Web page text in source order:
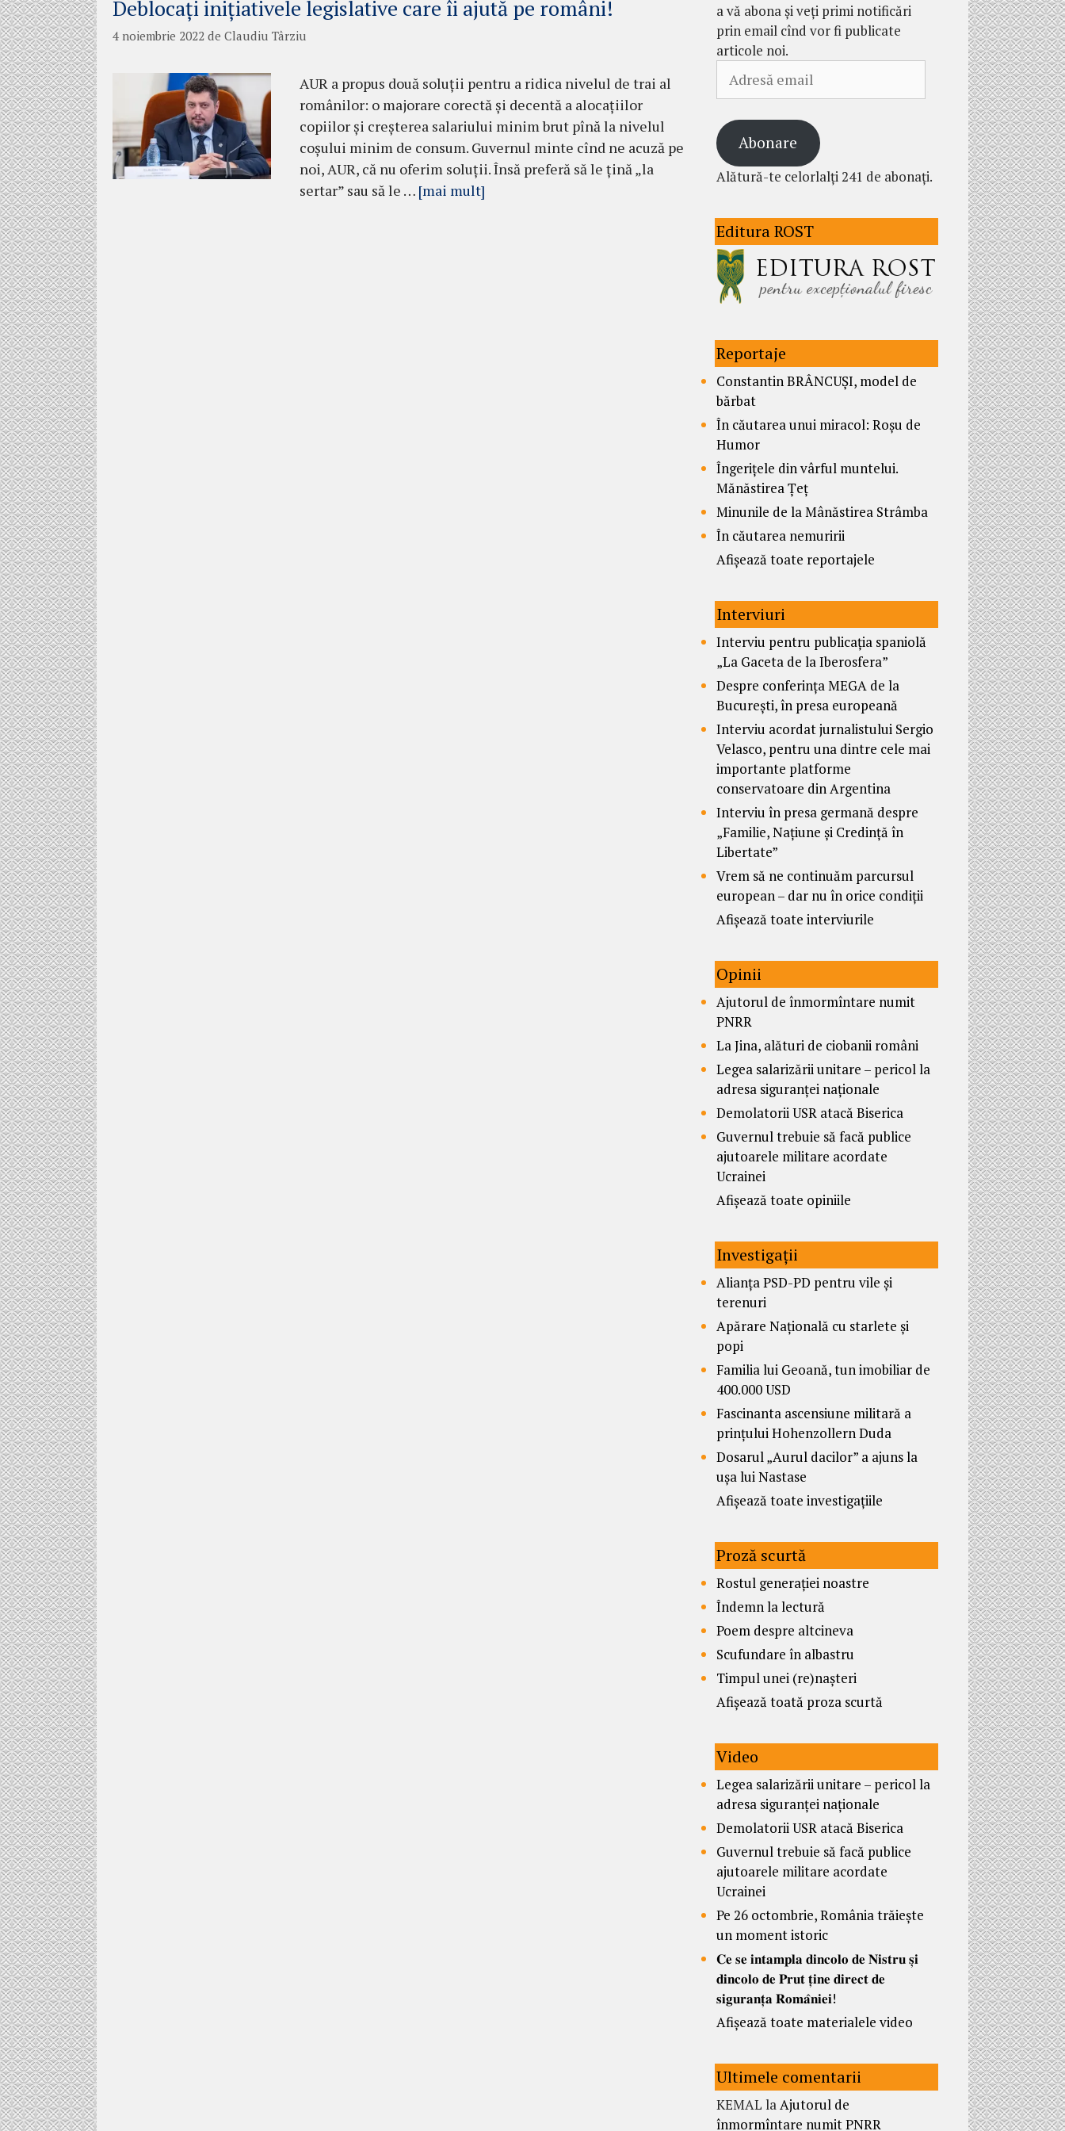
Deblocați inițiativele legislative care îi ajută pe români!
4 noiembrie 2022 de Claudiu Târziu
AUR a propus două soluții pentru a ridica nivelul de trai al
românilor: o majorare corectă și decentă a alocațiilor
copiilor și creșterea salariului minim brut pînă la nivelul
coșului minim de consum. Guvernul minte cînd ne acuză pe
noi, AUR, că nu oferim soluții. Însă preferă să le țină „la
sertar” sau să le … [mai mult]
a vă abona și veți primi notificări
prin email cînd vor fi publicate
articole noi.
email
Abonare
Alătură-te celorlalți 241 de abonați.
Editura ROST
Reportaje
Constantin BRÂNCUȘI, model de
bărbat
În căutarea unui miracol: Roșu de
Humor
Îngerițele din vârful muntelui.
Mănăstirea Țeț
Minunile de la Mânăstirea Strâmba
În căutarea nemuririi
Afișează toate reportajele
Interviuri
Interviu pentru publicația spaniolă
„La Gaceta de la Iberosfera”
Despre conferința MEGA de la
București, în presa europeană
Interviu acordat jurnalistului Sergio
Velasco, pentru una dintre cele mai
importante platforme
conservatoare din Argentina
Interviu în presa germană despre
„Familie, Națiune și Credință în
Libertate”
Vrem să ne continuăm parcursul
european – dar nu în orice condiții
Afișează toate interviurile
Opinii
Ajutorul de înmormîntare numit
PNRR
La Jina, alături de ciobanii români
Legea salarizării unitare – pericol la
adresa siguranței naționale
Demolatorii USR atacă Biserica
Guvernul trebuie să facă publice
ajutoarele militare acordate
Ucrainei
Afișează toate opiniile
Investigații
Alianța PSD-PD pentru vile și
terenuri
Apărare Națională cu starlete și
popi
Familia lui Geoană, tun imobiliar de
400.000 USD
Fascinanta ascensiune militară a
prințului Hohenzollern Duda
Dosarul „Aurul dacilor” a ajuns la
ușa lui Nastase
Afișează toate investigațiile
Proză scurtă
Rostul generației noastre
Îndemn la lectură
Poem despre altcineva
Scufundare în albastru
Timpul unei (re)nașteri
Afișează toată proza scurtă
Video
Legea salarizării unitare – pericol la
adresa siguranței naționale
Demolatorii USR atacă Biserica
Guvernul trebuie să facă publice
ajutoarele militare acordate
Ucrainei
Pe 26 octombrie, România trăiește
un moment istoric
𝐂𝐞 𝐬𝐞 𝐢𝐧𝐭𝐚𝐦𝐩𝐥𝐚 𝐝𝐢𝐧𝐜𝐨𝐥𝐨 𝐝𝐞 𝐍𝐢𝐬𝐭𝐫𝐮 𝐬̦𝐢
𝐝𝐢𝐧𝐜𝐨𝐥𝐨 𝐝𝐞 𝐏𝐫𝐮𝐭 𝐭̦𝐢𝐧𝐞 𝐝𝐢𝐫𝐞𝐜𝐭 𝐝𝐞
𝐬𝐢𝐠𝐮𝐫𝐚𝐧𝐭̦𝐚 𝐑𝐨𝐦𝐚̂𝐧𝐢𝐞𝐢!
Afișează toate materialele video
Ultimele comentarii
KEMAL laAjutorul de
înmormîntare numit PNRR